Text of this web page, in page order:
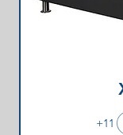
+11